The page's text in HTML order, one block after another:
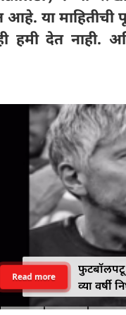
आहे. या माहितीची
हमी देत ​​नाही.
फुटबॉलपटू
व्या वर्षी
Read more